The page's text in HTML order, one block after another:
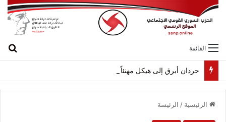
القائمة
حردان أبرق إلى هيكل مهنئاً بمناسبة عيد الجيش
الرئيسية / الرئيسة